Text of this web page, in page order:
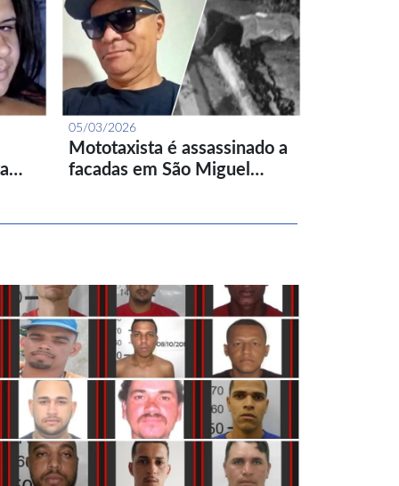
05/03/2026
Mototaxista é assassinado a
facadas em São Miguel…